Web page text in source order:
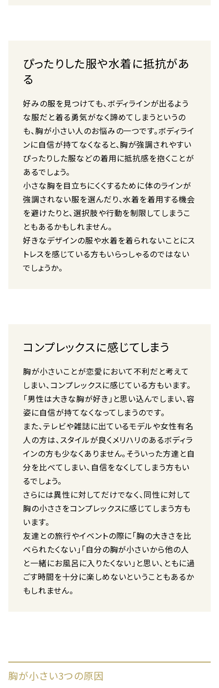
ぴったりした服や水着に抵抗があ
る
好みの服を見つけても、ボディラインが出るよう
な服だと着る勇気がなく諦めてしまうというの
も、胸が小さい人のお悩みの一つです。ボディライ
ンに自信が持てなくなると、胸が強調されやすい
ぴったりした服などの着用に抵抗感を抱くことが
あるでしょう。
小さな胸を目立ちにくくするために体のラインが
強調されない服を選んだり、水着を着用する機会
を避けたりと、選択肢や行動を制限してしまうこ
ともあるかもしれません。
好きなデザインの服や水着を着られないことにス
トレスを感じている方もいらっしゃるのではない
でしょうか。
コンプレックスに感じてしまう
胸が小さいことが恋愛において不利だと考えて
しまい、コンプレックスに感じている方もいます。
「男性は大きな胸が好き」と思い込んでしまい、容
姿に自信が持てなくなってしまうのです。
また、テレビや雑誌に出ているモデルや女性有名
人の方は、スタイルが良くメリハリのあるボディラ
インの方も少なくありません。そういった方達と自
分を比べてしまい、自信をなくしてしまう方もい
るでしょう。
さらには異性に対してだけでなく、同性に対して
胸の小ささをコンプレックスに感じてしまう方も
います。
友達との旅行やイベントの際に「胸の大きさを比
べられたくない」「自分の胸が小さいから他の人
と一緒にお風呂に入りたくない」と思い、ともに過
ごす時間を十分に楽しめないということもあるか
もしれません。
胸が小さい3つの原因